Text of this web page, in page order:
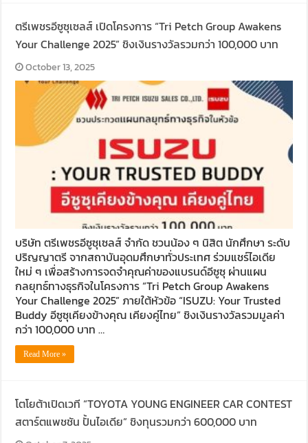
ตรีเพชรอีซูซุเซลส์ เปิดโครงการ “Tri Petch Group Awakens
Your Challenge 2025” ชิงเงินรางวัลรวมกว่า 100,000 บาท
October 13, 2025
บริษัท ตรีเพชรอีซูซุเซลส์ จำกัด ชวนน้อง ๆ นิสิต นักศึกษา ระดับ
ปริญญาตรี จากสถาบันอุดมศึกษาทั่วประเทศ ร่วมแชร์ไอเดีย
ใหม่ ๆ เพื่อสร้างการจดจำคุณค่าของแบรนด์อีซูซุ ผ่านแผน
กลยุทธ์ทางธุรกิจในโครงการ “Tri Petch Group Awakens
Your Challenge 2025” ภายใต้หัวข้อ “ISUZU: Your Trusted
Buddy อีซูซุเคียงข้างคุณ เคียงคู่ไทย” ชิงเงินรางวัลรวมมูลค่า
กว่า 100,000 บาท …
Read More »
โตโยต้าเปิดเวที “TOYOTA YOUNG ENGINEER CAR CONTEST
สตาร์ตแพชชัน ปั้นไอเดีย” ชิงทุนรวมกว่า 600,000 บาท